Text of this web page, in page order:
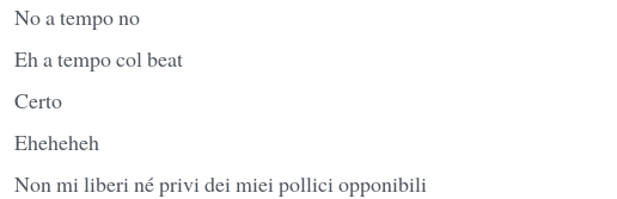
No a tempo no
Eh a tempo col beat
Certo
Eheheheh
Non mi liberi né privi dei miei pollici opponibili